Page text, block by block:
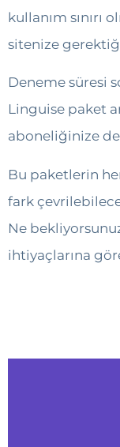
kullanım sınırı
sitenize
Deneme süresi
Linguise paket
aboneliğinize
Bu paketlerin
fark
Ne
ihtiyaçlarına